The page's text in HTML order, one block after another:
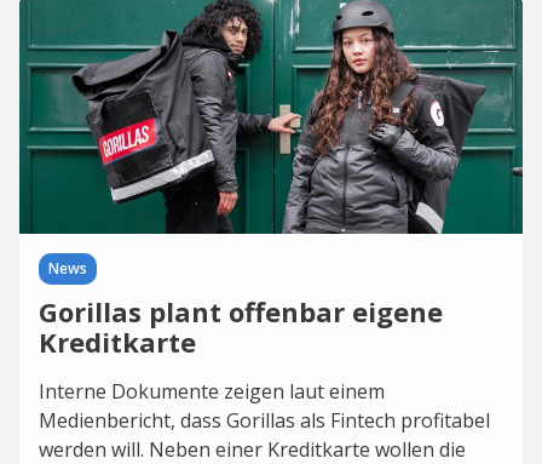
News
Gorillas plant offenbar eigene
Kreditkarte
Interne Dokumente zeigen laut einem
Medienbericht, dass Gorillas als Fintech profitabel
werden will. Neben einer Kreditkarte wollen die